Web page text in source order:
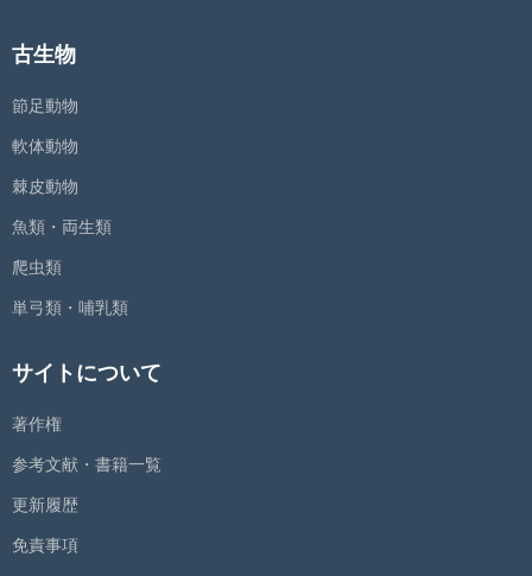
古生物
節足動物
軟体動物
棘皮動物
魚類・両生類
爬虫類
単弓類・哺乳類
サイトについて
著作権
参考文献・書籍一覧
更新履歴
免責事項